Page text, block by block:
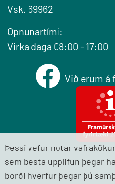
Vsk. 69962
Opnunartími:
Virka daga 08:00 - 17:00
Við erum á
Þessi vefur notar
sem besta upplifun þegar
borði hverfur þegar þú